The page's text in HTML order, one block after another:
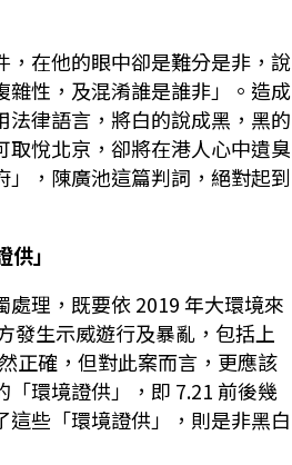
在他的眼中卻是難分是非，說
性，及混淆誰是誰非」。造成
律語言，將白的說成黑，黑的
悅北京，卻將在港人心中遺臭
，陳廣池這篇判詞，絕對起到
」
理，既要依 2019 年大環境來
發生示威遊行及暴亂，包括上
正確，但對此案而言，更應該
環境證供」，即 7.21 前後幾
些「環境證供」，則是非黑白